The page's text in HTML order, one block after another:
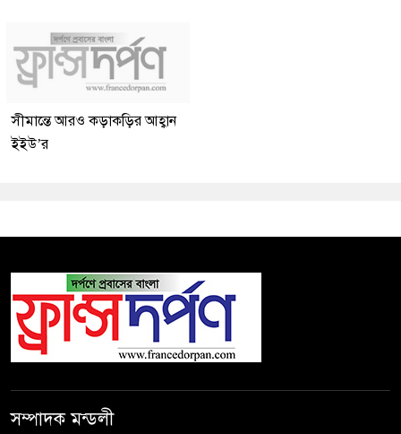
সীমান্তে আরও কড়াকড়ির আহ্বান
ইইউ’র
সম্পাদক মন্ডলী